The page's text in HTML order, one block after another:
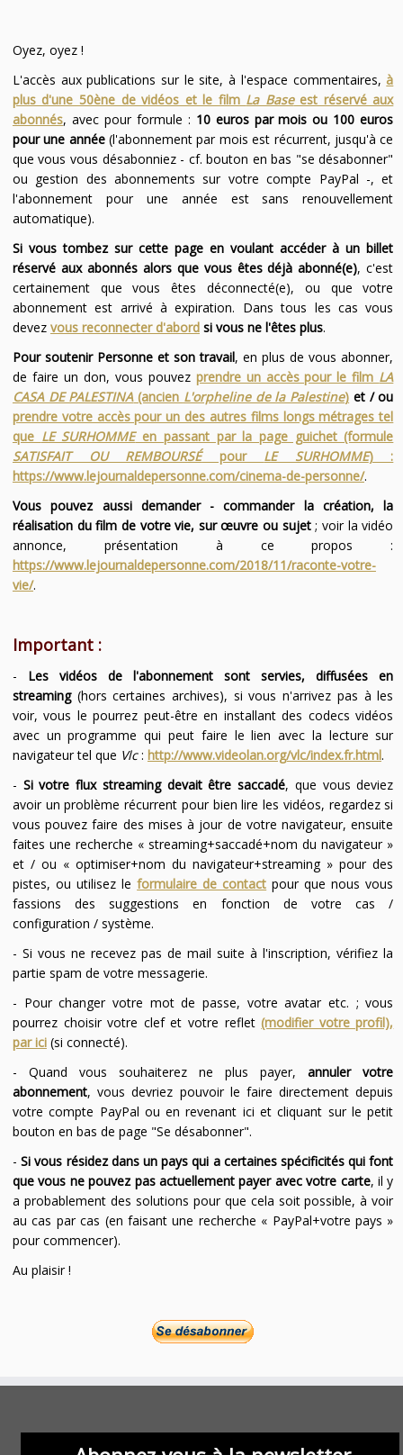
Oyez, oyez !
L'accès aux publications sur le site, à l'espace commentaires,à
plus d'une 50ène de vidéos et le film La Baseest réservé aux
abonnés, avec pour formule : 10 euros par mois ou 100 euros
pour une année(l'abonnement par mois est récurrent, jusqu'à ce
que vous vous désabonniez - cf. bouton en bas "se désabonner"
ou gestion des abonnements sur votre compte PayPal -, et
l'abonnement pour une année est sans renouvellement
automatique).
Si vous tombez sur cette page en voulant accéder à un billet
réservé aux abonnés alors que vous êtes déjà abonné(e), c'est
certainement que vous êtes déconnecté(e), ou que votre
abonnement est arrivé à expiration. Dans tous les cas vous
devez vous reconnecter d'abordsi vous ne l'êtes plus.
Pour soutenir Personne et son travail, en plus de vous abonner,
de faire un don, vous pouvez prendre un accès pour le film LA
CASA DE PALESTINA(ancien L'orpheline de la Palestine) et / ou
prendre votre accès pour un des autres films longs métrages tel
que LE SURHOMMEen passant par la page guichet (formule
SATISFAIT OU REMBOURSÉpour LE SURHOMME) :
https://www.lejournaldepersonne.com/cinema-de-personne/.
Vous pouvez aussi demander - commander la création, la
réalisation du film de votre vie, sur œuvre ou sujet; voir la vidéo
annonce, présentation à ce propos :
https://www.lejournaldepersonne.com/2018/11/raconte-votre-
vie/.
Important :
- Les vidéos de l'abonnement sont servies, diffusées en
streaming(hors certaines archives), si vous n'arrivez pas à les
voir, vous le pourrez peut-être en installant des codecs vidéos
avec un programme qui peut faire le lien avec la lecture sur
navigateur tel que Vlc: http://www.videolan.org/vlc/index.fr.html.
- Si votre flux streaming devait être saccadé, que vous deviez
avoir un problème récurrent pour bien lire les vidéos, regardez si
vous pouvez faire des mises à jour de votre navigateur, ensuite
faites une recherche « streaming+saccadé+nom du navigateur »
et / ou « optimiser+nom du navigateur+streaming » pour des
pistes, ou utilisez leformulaire de contact pour que nous vous
fassions des suggestions en fonction de votre cas /
configuration / système.
- Si vous ne recevez pas de mail suite à l'inscription, vérifiez la
partie spam de votre messagerie.
- Pour changer votre mot de passe, votre avatar etc. ; vous
pourrez choisir votre clef et votre reflet(modifier votre profil),
par ici(si connecté).
- Quand vous souhaiterez ne plus payer,annuler votre
abonnement, vous devriez pouvoir le faire directement depuis
votre compte PayPal ou en revenant ici et cliquant sur le petit
bouton en bas de page "Se désabonner".
-Si vous résidez dans un pays qui a certaines spécificités qui font
que vous ne pouvez pas actuellement payer avec votre carte, il y
a probablement des solutions pour que cela soit possible, à voir
au cas par cas (en faisant une recherche « PayPal+votre pays »
pour commencer).
Au plaisir !